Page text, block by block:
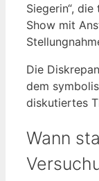
Siegerin“,
Show mit
Die
dem
diskutiertes
Wann